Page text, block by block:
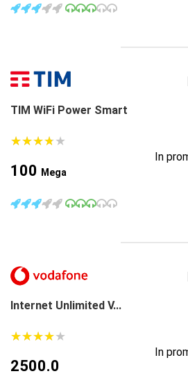
TIM WiFi Power Smart
★★★★★
★★★★★
100 Mega
In
Internet Unlimited V...
★★★★★
★★★★★
2500.0
In